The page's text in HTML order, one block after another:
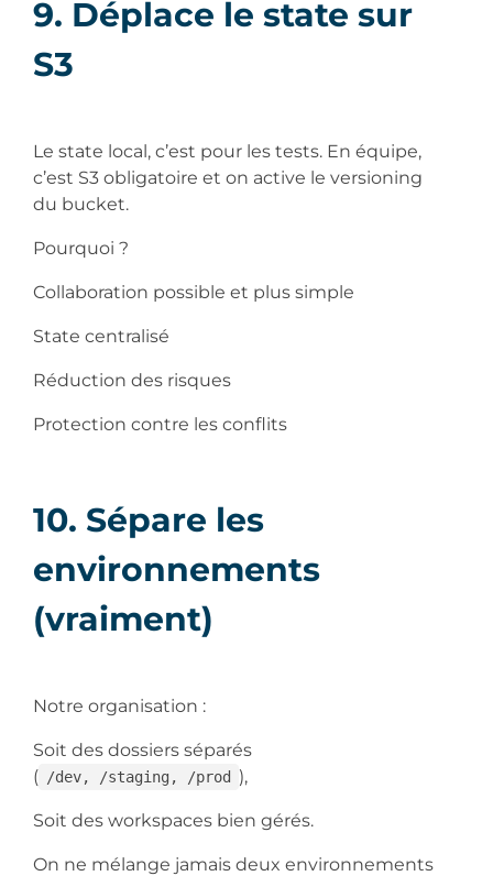
9. Déplace le state sur
S3
Le state local, c’est pour les tests. En équipe,
c’est S3 obligatoire et on active le versioning
du bucket.
Pourquoi ?
Collaboration possible et plus simple
State centralisé
Réduction des risques
Protection contre les conflits
10. Sépare les
environnements
(vraiment)
Notre organisation :
Soit des dossiers séparés
( /dev, /staging, /prod ),
Soit des workspaces bien gérés.
On ne mélange jamais deux environnements